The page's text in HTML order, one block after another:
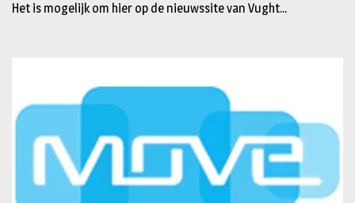
Het is mogelijk om hier op de nieuwssite van Vught...